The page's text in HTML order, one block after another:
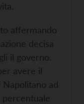
affermando
decisa
il governo.
avere il
ad